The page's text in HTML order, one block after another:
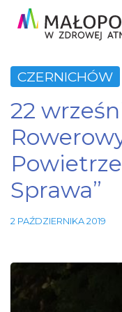
CZERNICHÓW
22
Sprawa”
2 PAŹDZIERNIKA 2019